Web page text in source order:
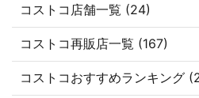
コストコ店舗一覧 (24)
コストコ再販店一覧 (167)
コストコおすすめランキング